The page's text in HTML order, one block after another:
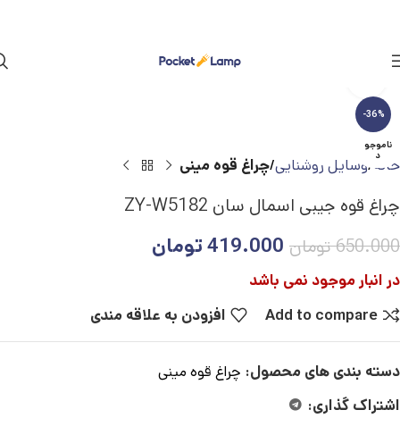
-36%
ناموجو
د
خانه وسایل روشنایی چراغ قوه مینی
چراغ قوه جیبی اسمال سان ZY-W5182
650.000تومان 419.000تومان
در انبار موجود نمی باشد
Add to compare
افزودن به علاقه مندی
دسته بندی های محصول: چراغ قوه مینی
اشتراک گذاری: